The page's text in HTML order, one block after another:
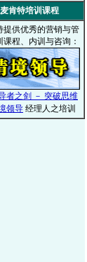
麦肯特培训课程
提供优秀的营销与管
课程、内训与咨询：
者之剑 － 突破思维
领导 经理人之培训